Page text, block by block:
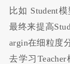
比如 Student
最终来提高
argin在细粒度
去学习